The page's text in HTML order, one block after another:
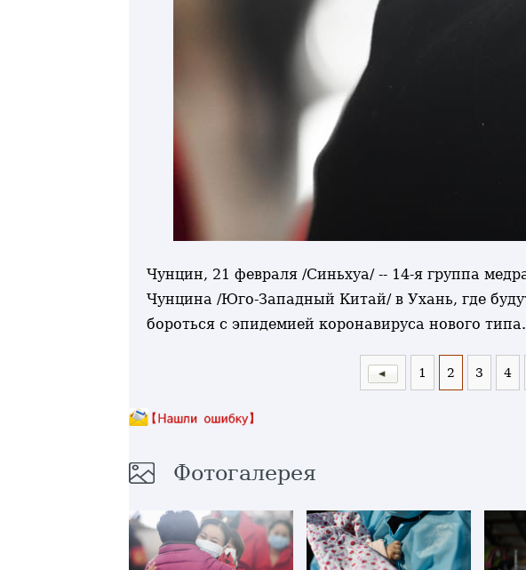
Чунцин, 21 февраля /Синьхуа/ -- 14-я группа
Чунцина /Юго-Западный Китай/ в Ухань, где
бороться с эпидемией коронавируса нового
1 2 3 4
Фотогалерея